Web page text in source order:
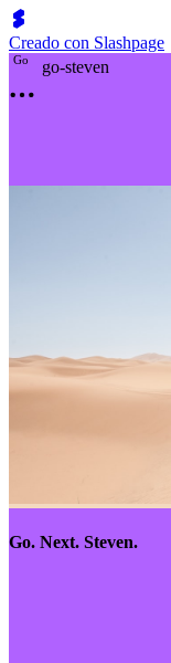
Creado con Slashpage
Go go-steven
Go. Next. Steven.